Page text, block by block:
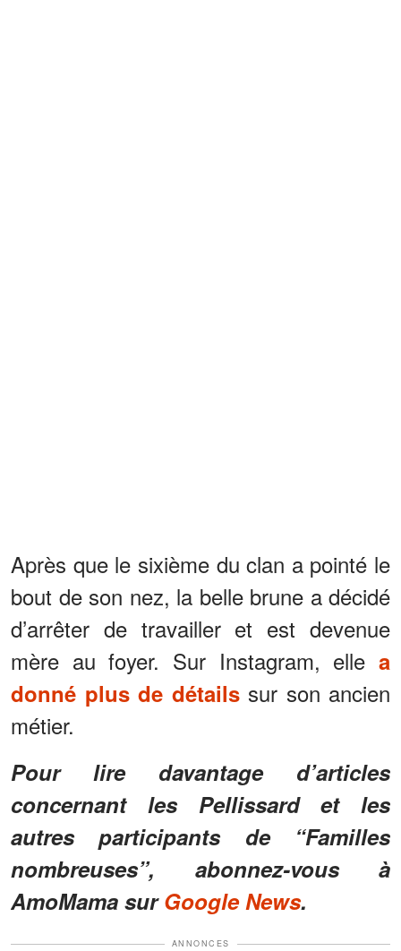
Après que le sixième du clan a pointé le
bout de son nez, la belle brune a décidé
d’arrêter de travailler et est devenue
mère au foyer. Sur Instagram, elle a
donné plus de détailssur son ancien
métier.
Pour lire davantage d’articles
concernant les Pellissard et les
autres participants de “Familles
nombreuses”, abonnez-vous à
AmoMama surGoogle News.
ANNONCES